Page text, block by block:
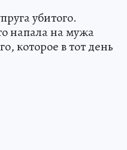
убитого.
напала на мужа
которое в тот день